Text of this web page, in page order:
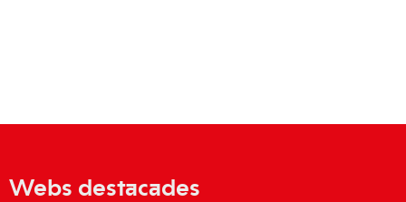
Webs destacades